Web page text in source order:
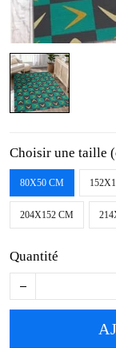
Choisir une taille
80X50 CM
204X152 CM
Quantité